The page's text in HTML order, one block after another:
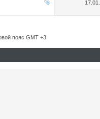
пояс GMT +3.